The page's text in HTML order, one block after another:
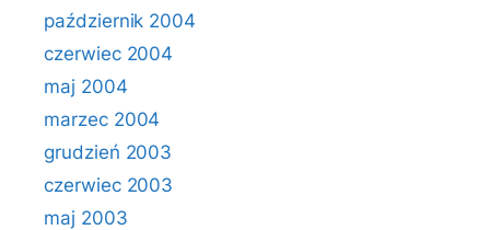
październik 2004
czerwiec 2004
maj 2004
marzec 2004
grudzień 2003
czerwiec 2003
maj 2003